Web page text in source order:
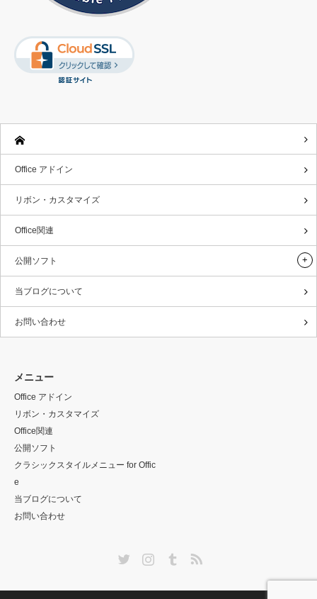
Office アドイン
リボン・カスタマイズ
Office関連
公開ソフト
当ブログについて
お問い合わせ
メニュー
Office アドイン
リボン・カスタマイズ
Office関連
公開ソフト
クラシックスタイルメニュー for Offic
e
当ブログについて
お問い合わせ